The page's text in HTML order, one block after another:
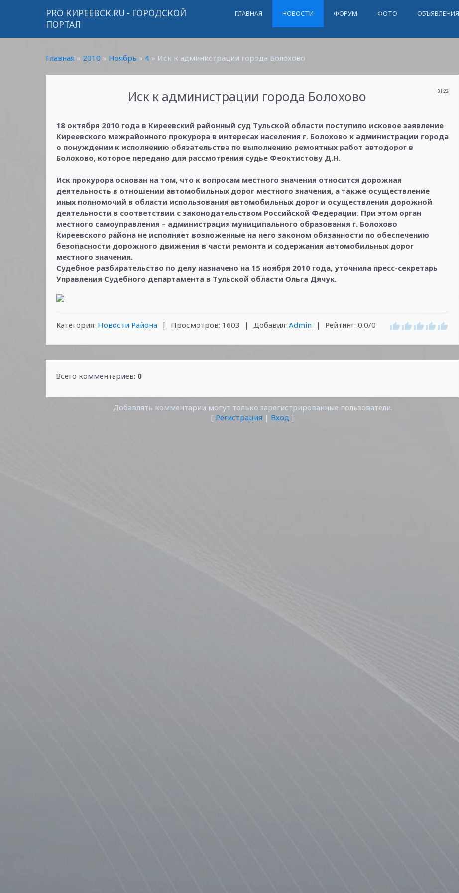
PRO КИРЕЕВСК.RU - ГОРОДСКОЙ
ПОРТАЛ
ГЛАВНАЯ НОВОСТИ ФОРУМ ФОТО ОБЪЯВЛЕНИЯ
Главная » 2010 » Ноябрь » 4 » Иск к администрации города Болохово
01:22
Иск к администрации города Болохово
18 октября 2010 года в Киреевский районный суд Тульской области поступило исковое заявление
Киреевского межрайонного прокурора в интересах населения г. Болохово к администрации города
о понуждении к исполнению обязательства по выполнению ремонтных работ автодорог в
Болохово, которое передано для рассмотрения судье Феоктистову Д.Н.
Иск прокурора основан на том, что к вопросам местного значения относится дорожная
деятельность в отношении автомобильных дорог местного значения, а также осуществление
иных полномочий в области использования автомобильных дорог и осуществления дорожной
деятельности в соответствии с законодательством Российской Федерации. При этом орган
местного самоуправления – администрация муниципального образования г. Болохово
Киреевского района не исполняет возложенные на него законом обязанности по обеспечению
безопасности дорожного движения в части ремонта и содержания автомобильных дорог
местного значения.
Судебное разбирательство по делу назначено на 15 ноября 2010 года, уточнила пресс-секретарь
Управления Судебного департамента в Тульской области Ольга Дячук.
Категория: Новости Района | Просмотров: 1603 | Добавил: Admin | Рейтинг: 0.0/0
Всего комментариев: 0
Добавлять комментарии могут только зарегистрированные пользователи.
[ Регистрация | Вход ]